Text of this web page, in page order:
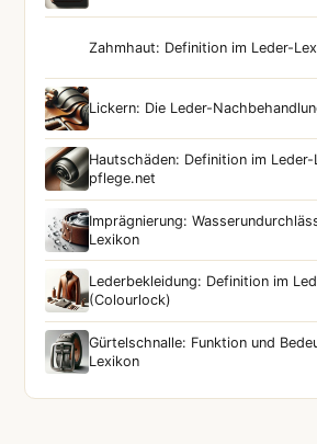
Zahmhaut: Definition im Leder-
Lickern: Die Leder-
Hautschäden: Definition im
pflege.net
Imprägnierung:
Lexikon
Lederbekleidung: Definition im
(Colourlock)
Gürtelschnalle: Funktion und
Lexikon